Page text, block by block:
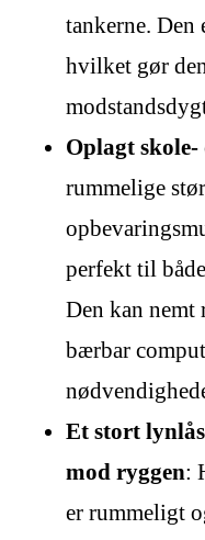
tankerne. Den
hvilket gør
Oplagt skole-
rummelige
perfekt til
Den kan nemt
bærbar
Et stort
mod ryggen:
er rummeligt